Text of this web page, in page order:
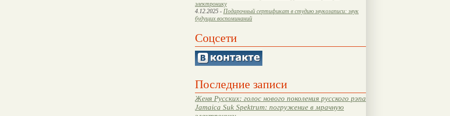
электронику
4.12.2025 - Подарочный сертификат в студию звукозаписи: звук
будущих воспоминаний
Соцсети
Последние записи
Женя Русских: голос нового поколения русского рэпа
Jamaica Suk Spektrum: погружение в мрачную